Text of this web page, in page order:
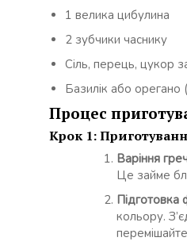
1 велика цибулина
2 зубчики часнику
Сіль, перець, цукор
Базилік або орегано
Процес
Крок 1:
Варіння
Це займе
кольору.